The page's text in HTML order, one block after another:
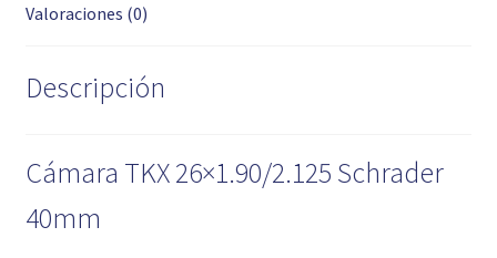
Valoraciones (0)
Descripción
Cámara TKX 26×1.90/2.125 Schrader
40mm